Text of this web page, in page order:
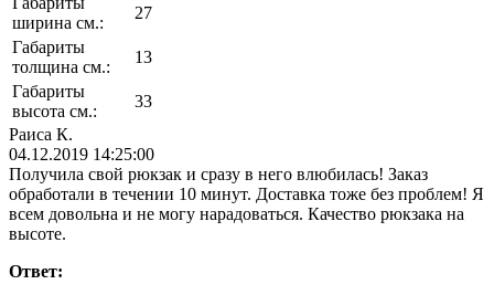
ширина см.:
27
Габариты
толщина см.:
13
Габариты
высота см.:
33
Раиса К.
04.12.2019 14:25:00
Получила свой рюкзак и сразу в него влюбилась! Заказ
обработали в течении 10 минут. Доставка тоже без проблем! Я
всем довольна и не могу нарадоваться. Качество рюкзака на
высоте.
Ответ: